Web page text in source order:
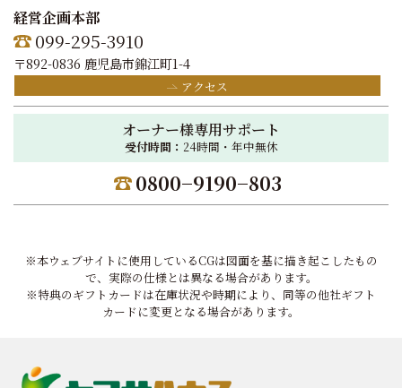
経営企画本部
099-295-3910
〒892-0836 鹿児島市錦江町1-4
アクセス
オーナー様専用サポート
受付時間： 24時間・年中無休
0800−9190−803
※本ウェブサイトに使用しているCGは図面を基に描き起こしたもの
で、実際の仕様とは異なる場合があります。
※特典のギフトカードは在庫状況や時期により、同等の他社ギフト
カードに変更となる場合があります。